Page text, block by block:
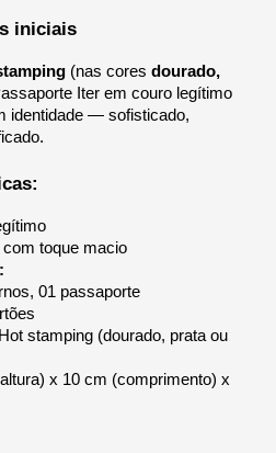
iniciais
(nas cores dourado,
Iter em couro legítimo
identidade — sofisticado,
com toque macio
01 passaporte
Hot stamping (dourado, prata ou
x 10 cm (comprimento) x